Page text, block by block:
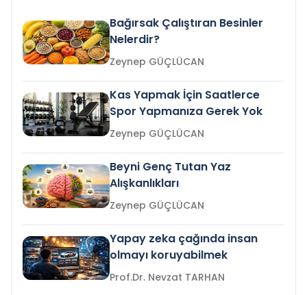
Bağırsak Çalıştıran Besinler
Nelerdir?
Zeynep GÜÇLÜCAN
Kas Yapmak İçin Saatlerce
Spor Yapmanıza Gerek Yok
Zeynep GÜÇLÜCAN
Beyni Genç Tutan Yaz
Alışkanlıkları
Zeynep GÜÇLÜCAN
Yapay zeka çağında insan
olmayı koruyabilmek
Prof.Dr. Nevzat TARHAN